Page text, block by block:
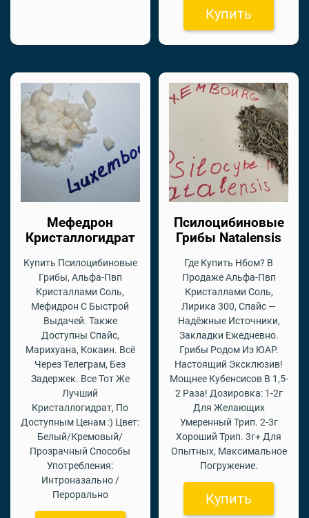
Купить
Мефедрон
Кристаллогидрат
Купить Псилоцибиновые
Грибы, Альфа-Пвп
Кристаллами Соль,
Мефидрон С Быстрой
Выдачей. Также
Доступны Спайс,
Марихуана, Кокаин. Всё
Через Телеграм, Без
Задержек. Все Тот Же
Лучший
Кристаллогидрат, По
Доступным Ценам :) Цвет:
Белый/Кремовый/
Прозрачный Способы
Употребления:
Интроназально /
Перорально
Псилоцибиновые
Грибы Natalensis
Где Купить Нбом? В
Продаже Альфа-Пвп
Кристаллами Соль,
Лирика 300, Спайс —
Надёжные Источники,
Закладки Ежедневно.
Грибы Родом Из ЮАР.
Настоящий Эксклюзив!
Мощнее Кубенсисов В 1,5-
2 Раза! Дозировка: 1-2г
Для Желающих
Умеренный Трип. 2-3г
Хороший Трип. 3г+ Для
Опытных, Максимальное
Погружение.
Купить